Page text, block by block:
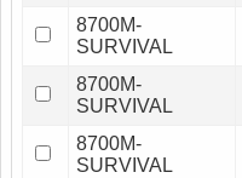
8700M-
SURVIVAL
8700M-
SURVIVAL
8700M-
SURVIVAL